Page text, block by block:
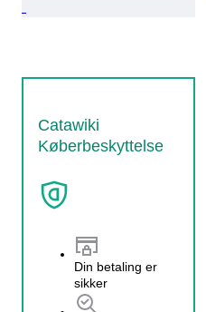
Catawiki
Køberbeskyttelse
Din betaling er
sikker